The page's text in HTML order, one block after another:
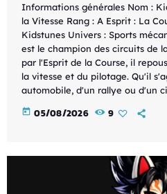
Informations générales Nom :
la Vitesse Rang : A Esprit : La
Kidstunes Univers : Sports
est le champion des circuits de
par l'Esprit de la Course, il
la vitesse et du pilotage. Qu'il
automobile, d'un rallye ou d'un
today 05/08/2026 9